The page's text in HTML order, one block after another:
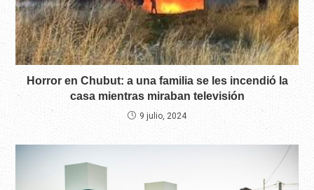
Horror en Chubut: a una familia se les incendió la
casa mientras miraban televisión
9 julio, 2024